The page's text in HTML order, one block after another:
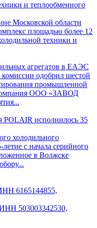
и теплообменного
Московской области
площадью более 12
техники и
агрегатов в ЕАЭС
одобрил шестой
промышленной
ООО «ЗАВОД
POLAIR исполнилось 35
холодильного
с начала серийного
в Волжске